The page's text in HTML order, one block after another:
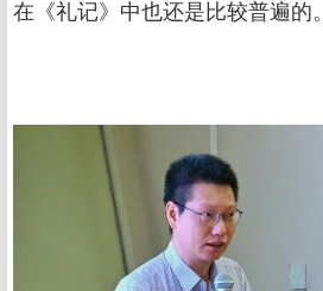
在《礼记》中也还是比较普遍的。